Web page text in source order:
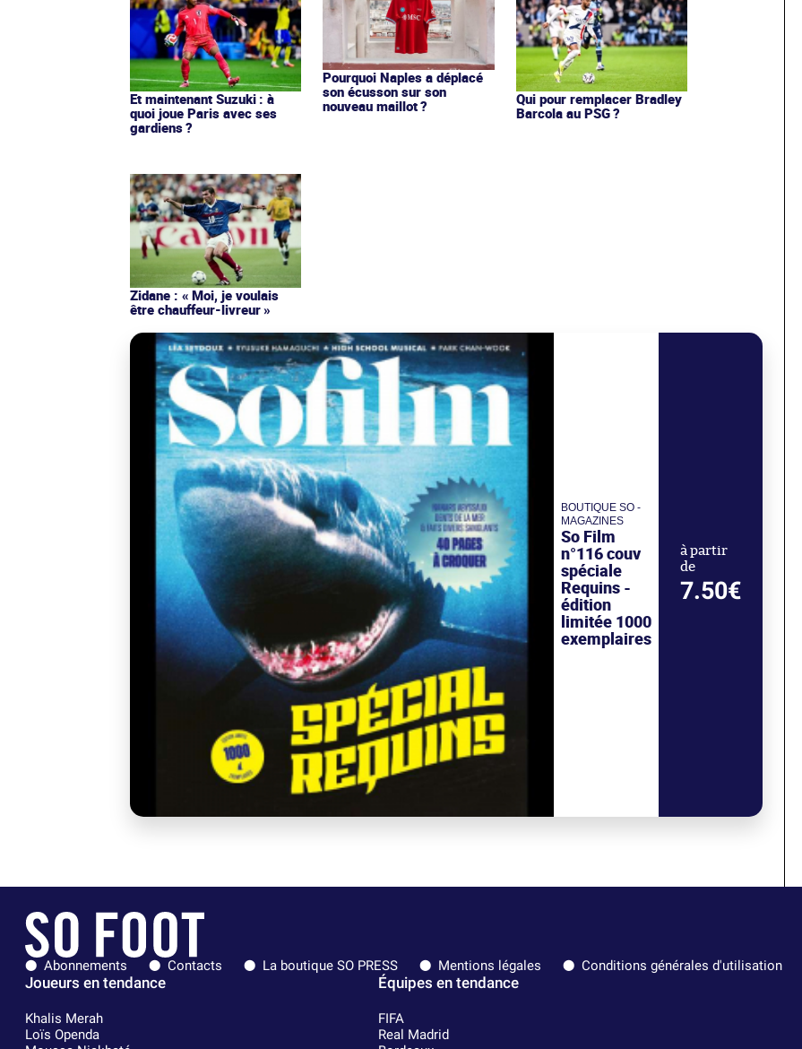
Et maintenant Suzuki : à
quoi joue Paris avec ses
gardiens ?
Pourquoi Naples a déplacé
son écusson sur son
nouveau maillot ?
Qui pour remplacer Bradley
Barcola au PSG ?
Zidane : « Moi, je voulais
être chauffeur-livreur »
BOUTIQUE SO -
MAGAZINES
So Film
n°116 couv
spéciale
Requins -
édition
limitée 1000
exemplaires
à partir
de
7.50€
Abonnements Contacts La boutique SO PRESS Mentions légales Conditions générales d'utilisation
Joueurs en tendance
Khalis Merah
Loïs Openda
Équipes en tendance
FIFA
Real Madrid